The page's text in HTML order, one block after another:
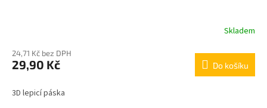
Skladem
24,71 Kč bez DPH
29,90 Kč Do košíku
3D lepicí páska